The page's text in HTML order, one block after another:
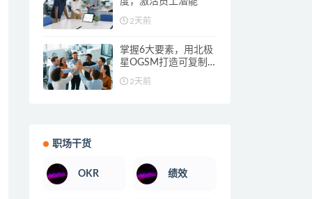
2天前
掌握6大要素，用北极
星OGSM打造可复制
的高绩效团队
2天前
职场干货
OKR 绩效